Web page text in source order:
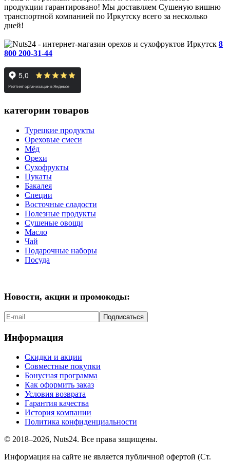
продукции гарантировано! Мы доставляем Сушеную вишню
транспортной компанией по Иркутску всего за несколько
дней!
Иркутск 8
800 200-31-44
категории товаров
Турецкие продукты
Ореховые смеси
Мёд
Орехи
Сухофрукты
Цукаты
Бакалея
Специи
Восточные сладости
Полезные продукты
Сушеные овощи
Масло
Чай
Подарочные наборы
Посуда
Новости, акции и промокоды:
Подписаться
Информация
Скидки и акции
Совместные покупки
Бонусная программа
Как оформить заказ
Условия возврата
Гарантия качества
История компании
Политика конфиденциальности
© 2018–2026, Nuts24. Все права защищены.
Информация на сайте не является публичной офертой (Ст.